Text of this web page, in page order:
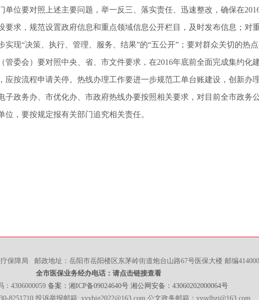
单位要对照上述主要问题，举一反三、落实责任、迅速整改，确保在
要求，规范设置政府信息和重点领域信息公开栏目，及时发布信息；对
实现“决策、执行、管理、服务、结果”的“五公开”；要对群众关切的热
管委会）要对照中央、省、市文件要求，在2016年底前全面完成集约化
应按流程申请关停。热线办理工作要进一步规范工单台账建设，创新办
子政务办、市优化办、市政府热线办要按照相关要求，对目前全市政务
，要按规定报有关部门追究相关责任。
保障局 邮政地址：岳阳市岳阳楼区东茅岭街道炮台山路67号医保大楼 邮编414000
全市医保业务经办电话：请点击链接查看
：4306000059 备案：湘ICP备09024640号 湘公网安备：43060202000064号
8251710 投诉举报邮箱: yyybjg2022@163.com 公文政务邮箱：yysylbzj@163.com